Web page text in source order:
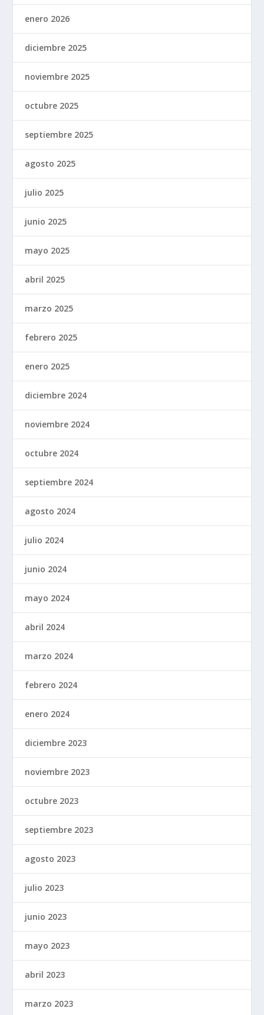
enero 2026
diciembre 2025
noviembre 2025
octubre 2025
septiembre 2025
agosto 2025
julio 2025
junio 2025
mayo 2025
abril 2025
marzo 2025
febrero 2025
enero 2025
diciembre 2024
noviembre 2024
octubre 2024
septiembre 2024
agosto 2024
julio 2024
junio 2024
mayo 2024
abril 2024
marzo 2024
febrero 2024
enero 2024
diciembre 2023
noviembre 2023
octubre 2023
septiembre 2023
agosto 2023
julio 2023
junio 2023
mayo 2023
abril 2023
marzo 2023